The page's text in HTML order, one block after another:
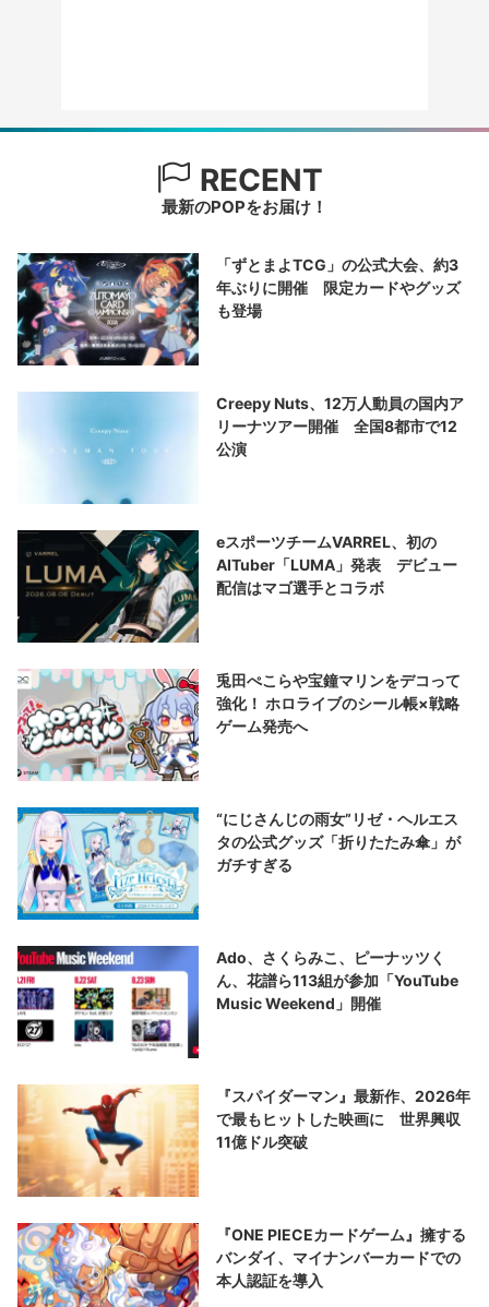
RECENT
最新のPOPをお届け！
「ずとまよTCG」の公式大会、約3
年ぶりに開催 限定カードやグッズ
も登場
Creepy Nuts、12万人動員の国内ア
リーナツアー開催 全国8都市で12
公演
eスポーツチームVARREL、初の
AITuber「LUMA」発表 デビュー
配信はマゴ選手とコラボ
兎田ぺこらや宝鐘マリンをデコって
強化！ ホロライブのシール帳×戦略
ゲーム発売へ
“にじさんじの雨女”リゼ・ヘルエス
タの公式グッズ「折りたたみ傘」が
ガチすぎる
Ado、さくらみこ、ピーナッツく
ん、花譜ら113組が参加「YouTube
Music Weekend」開催
『スパイダーマン』最新作、2026年
で最もヒットした映画に 世界興収
11億ドル突破
『ONE PIECEカードゲーム』擁する
バンダイ、マイナンバーカードでの
本人認証を導入